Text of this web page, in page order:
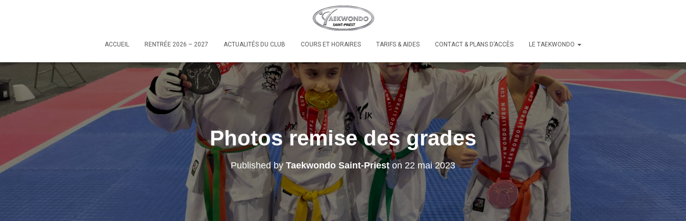
ACCUEIL RENTRÉE 2026 – 2027 ACTUALITÉS DU CLUB COURS ET HORAIRES TARIFS & AIDES CONTACT & PLANS D’ACCÈS LE TAEKWONDO
Photos remise des grades
Published by Taekwondo Saint-Prieston 22 mai 2023